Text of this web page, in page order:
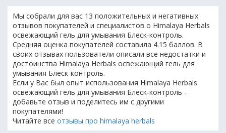
Мы собрали для вас 13 положительных и негативных
отзывов покупателей и специалистов о Himalaya Herbals
освежающий гель для умывания Блеск-контроль.
Средняя оценка покупателей составила 4.15 баллов. В
своих отзывах пользователи описали все недостатки и
достоинства Himalaya Herbals освежающий гель для
умывания Блеск-контроль.
Если у Вас был опыт использования Himalaya Herbals
освежающий гель для умывания Блеск-контроль -
добавьте отзыв и поделитесь им с другими
покупателями!
Читайте все отзывы про himalaya herbals